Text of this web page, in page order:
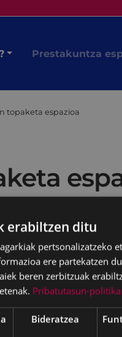
Prestakuntza
topaketa espazioa
erabiltzen ditu
pertsonalizatzeko
ere partekatzen
beren zerbitzuak
Pribatutasun-politika
Bideratzea